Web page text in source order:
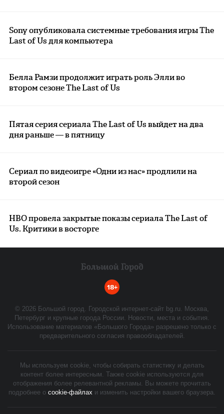
Sony опубликовала системные требования игры The
Last of Us для компьютера
Белла Рамзи продолжит играть роль Элли во
втором сезоне The Last of Us
Пятая серия сериала The Last of Us выйдет на два
дня раньше — в пятницу
Сериал по видеоигре «Одни из нас» продлили на
второй сезон
HBO провела закрытые показы сериала The Last of
Us. Критики в восторге
18+
© 2026 Большой город. Городской интернет-сайт bg.ru. Москва,
Петербург и крупные города России. Новости, места и события.
Использование материалов «Большого Города» разрешено только с
предварительного согласия правообладателей.
Мы используем cookie, чтобы собирать статистику и делать
контент более интересным. Также cookie используются для
отображения более релевантной рекламы. Вы можете прочитать
подробнее о cookie-файлах и изменить настройки вашего браузера.